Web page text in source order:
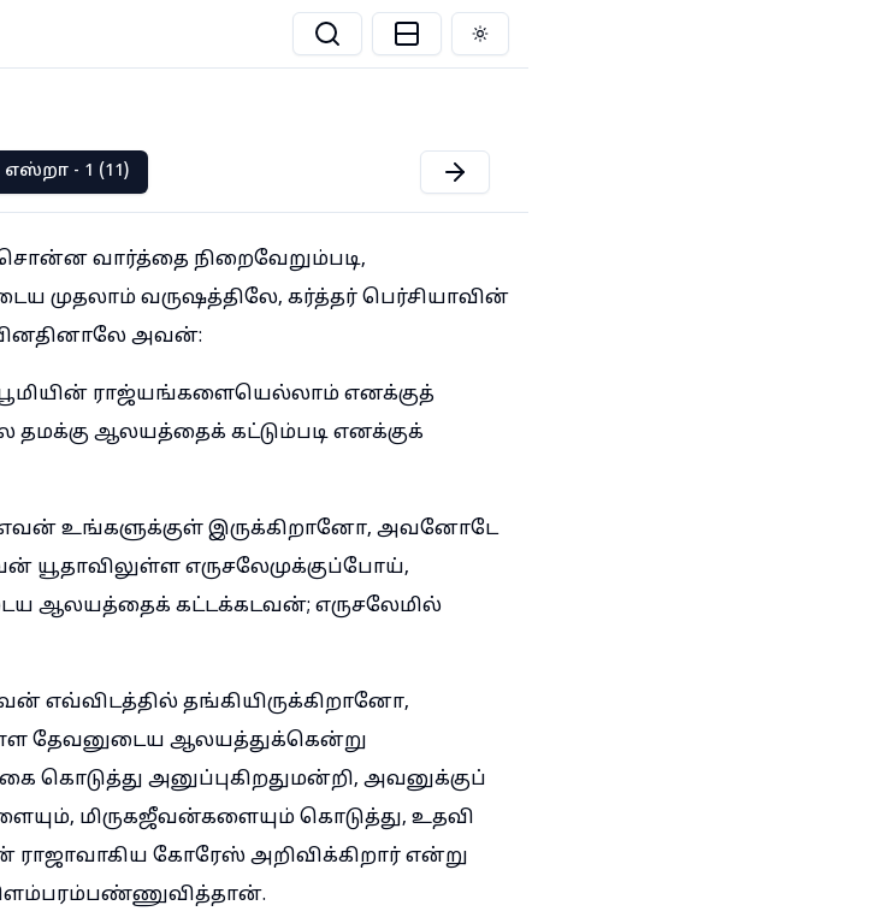
Toggle theme
எஸ்றா - 1 (11)
வார்த்தை நிறைவேறும்படி,
முதலாம் வருஷத்திலே, கர்த்தர் பெர்சியாவின்
அவன்:
ராஜ்யங்களையெல்லாம் எனக்குத்
தமக்கு ஆலயத்தைக் கட்டும்படி எனக்குக்
உங்களுக்குள் இருக்கிறானோ, அவனோடே
எருசலேமுக்குப்போய்,
ஆலயத்தைக் கட்டக்கடவன்; எருசலேமில்
எவ்விடத்தில் தங்கியிருக்கிறானோ,
தேவனுடைய ஆலயத்துக்கென்று
கொடுத்து அனுப்புகிறதுமன்றி, அவனுக்குப்
மிருகஜீவன்களையும் கொடுத்து, உதவி
கோரேஸ் அறிவிக்கிறார் என்று